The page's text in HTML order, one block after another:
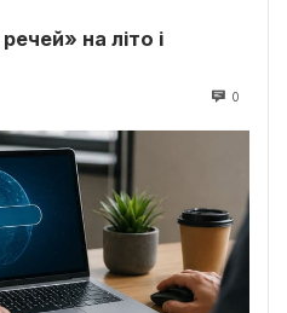
на літо і
0